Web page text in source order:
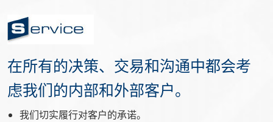
在所有的决策、交易和沟通中都会考
虑我们的内部和外部客户。
我们切实履行对客户的承诺。